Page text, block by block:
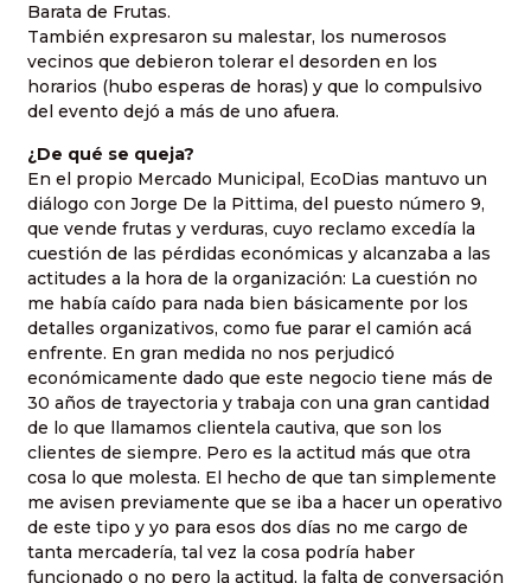
Barata de Frutas.
También expresaron su malestar, los numerosos
vecinos que debieron tolerar el desorden en los
horarios (hubo esperas de horas) y que lo compulsivo
del evento dejó a más de uno afuera.
¿De qué se queja?
En el propio Mercado Municipal, EcoDias mantuvo un
diálogo con Jorge De la Pittima, del puesto número 9,
que vende frutas y verduras, cuyo reclamo excedía la
cuestión de las pérdidas económicas y alcanzaba a las
actitudes a la hora de la organización: La cuestión no
me había caído para nada bien básicamente por los
detalles organizativos, como fue parar el camión acá
enfrente. En gran medida no nos perjudicó
económicamente dado que este negocio tiene más de
30 años de trayectoria y trabaja con una gran cantidad
de lo que llamamos clientela cautiva, que son los
clientes de siempre. Pero es la actitud más que otra
cosa lo que molesta. El hecho de que tan simplemente
me avisen previamente que se iba a hacer un operativo
de este tipo y yo para esos dos días no me cargo de
tanta mercadería, tal vez la cosa podría haber
funcionado o no pero la actitud, la falta de conversación